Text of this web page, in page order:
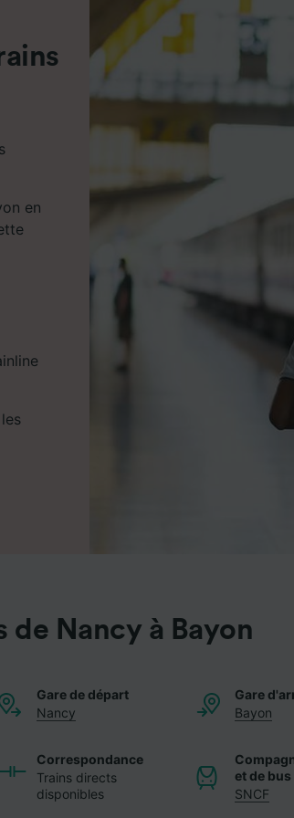
en
de Nancy à Bayon
Gare de départ
Nancy
Gare
Bayon
Correspondance
Trains directs
disponibles
et de bus
SNCF